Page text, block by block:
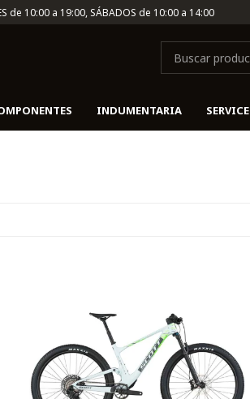
INDUMENTARIA SERVICE
de 10:00 a 19:00, SÁBADOS de 10:00 a 14:00